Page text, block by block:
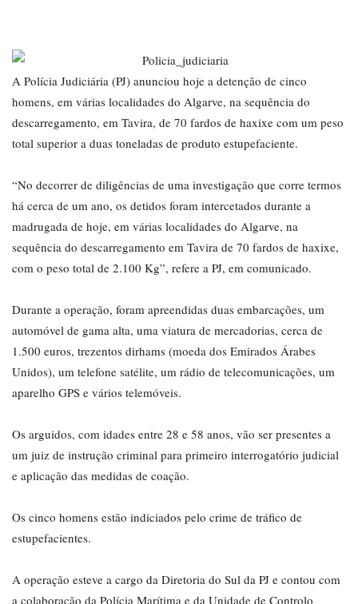
A Polícia Judiciária (PJ) anunciou hoje a detenção de cinco
homens, em várias localidades do Algarve, na sequência do
descarregamento, em Tavira, de 70 fardos de haxixe com um peso
total superior a duas toneladas de produto estupefaciente.
“No decorrer de diligências de uma investigação que corre termos
há cerca de um ano, os detidos foram intercetados durante a
madrugada de hoje, em várias localidades do Algarve, na
sequência do descarregamento em Tavira de 70 fardos de haxixe,
com o peso total de 2.100 Kg”, refere a PJ, em comunicado.
Durante a operação, foram apreendidas duas embarcações, um
automóvel de gama alta, uma viatura de mercadorias, cerca de
1.500 euros, trezentos dirhams (moeda dos Emirados Árabes
Unidos), um telefone satélite, um rádio de telecomunicações, um
aparelho GPS e vários telemóveis.
Os arguidos, com idades entre 28 e 58 anos, vão ser presentes a
um juiz de instrução criminal para primeiro interrogatório judicial
e aplicação das medidas de coação.
Os cinco homens estão indiciados pelo crime de tráfico de
estupefacientes.
A operação esteve a cargo da Diretoria do Sul da PJ e contou com
a colaboração da Polícia Marítima e da Unidade de Controlo